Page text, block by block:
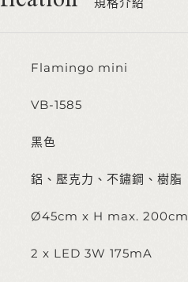
Flamingo mini
VB-1585
黑色
鋁、壓克力、不鏽鋼、樹脂
Ø45cm x H max. 200cm
2 x LED 3W 175mA